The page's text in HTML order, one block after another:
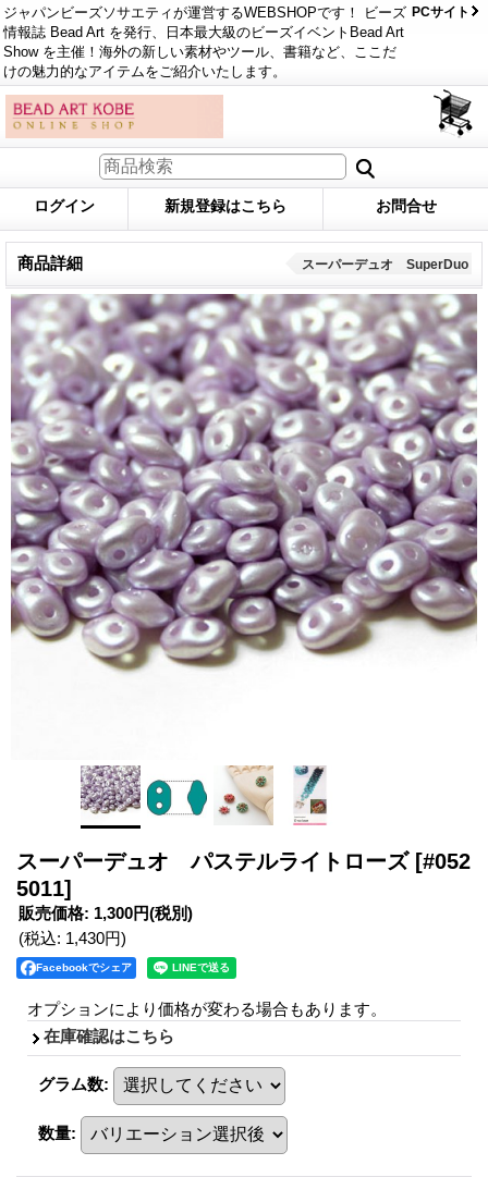
ジャパンビーズソサエティが運営するWEBSHOPです！ ビーズ
情報誌 Bead Art を発行、日本最大級のビーズイベントBead Art
Show を主催！海外の新しい素材やツール、書籍など、ここだ
けの魅力的なアイテムをご紹介いたします。
PCサイト
ログイン 新規登録はこちら お問合せ
商品詳細 スーパーデュオ SuperDuo
スーパーデュオ パステルライトローズ [#052
5011]
販売価格: 1,300円(税別)
(税込: 1,430円)
Facebookでシェア
オプションにより価格が変わる場合もあります。
在庫確認はこちら
グラム数:
数量: